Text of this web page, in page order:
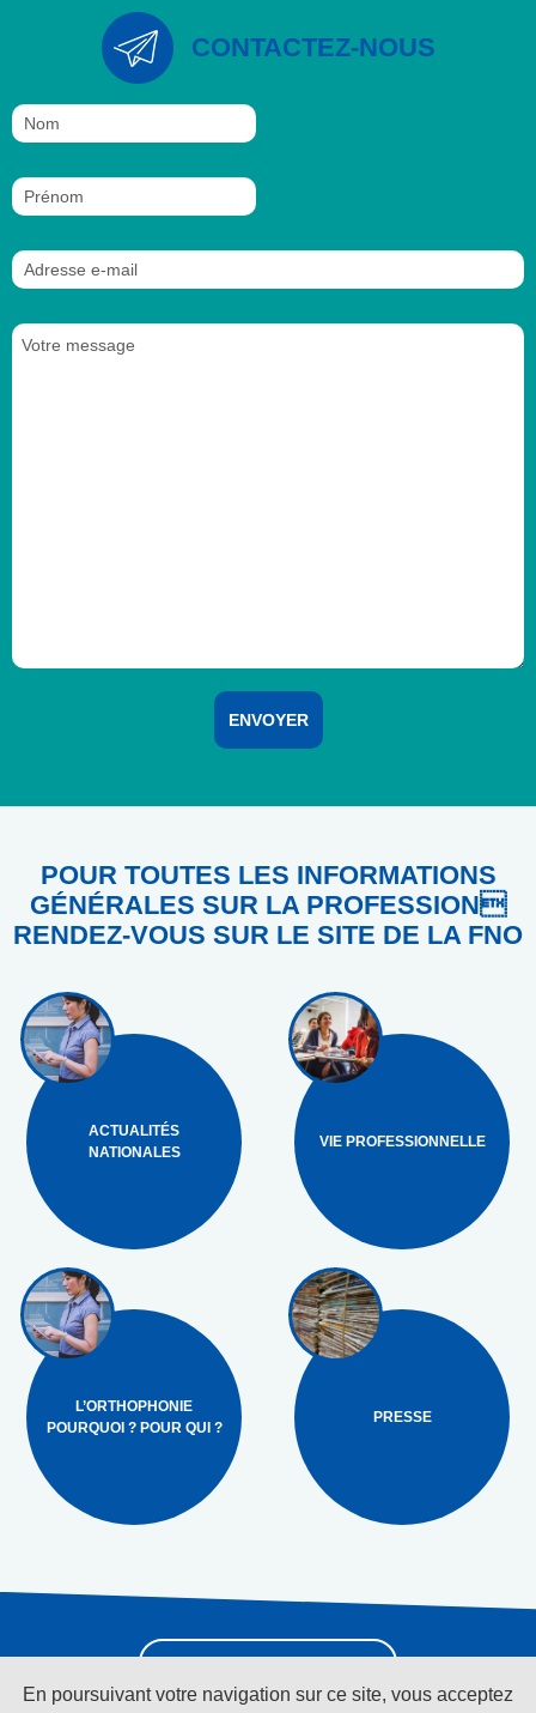
En poursuivant votre navigation sur ce site, vous acceptez
CONTACTEZ-NOUS
POUR TOUTES LES INFORMATIONS
GÉNÉRALES SUR LA PROFESSION
RENDEZ-VOUS SUR LE SITE DE LA FNO
ACTUALITÉS
NATIONALES
VIE PROFESSIONNELLE
L’ORTHOPHONIE
POURQUOI ? POUR QUI ?
PRESSE
newsletter cliquez ici